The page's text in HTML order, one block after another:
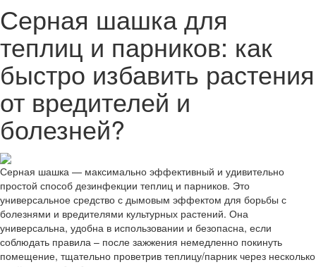
Серная шашка для
теплиц и парников: как
быстро избавить растения
от вредителей и
болезней?
Серная шашка — максимально эффективный и удивительно
простой способ дезинфекции теплиц и парников. Это
универсальное средство с дымовым эффектом для борьбы с
болезнями и вредителями культурных растений. Она
универсальна, удобна в использовании и безопасна, если
соблюдать правила – после зажжения немедленно покинуть
помещение, тщательно проветрив теплицу/парник через несколько